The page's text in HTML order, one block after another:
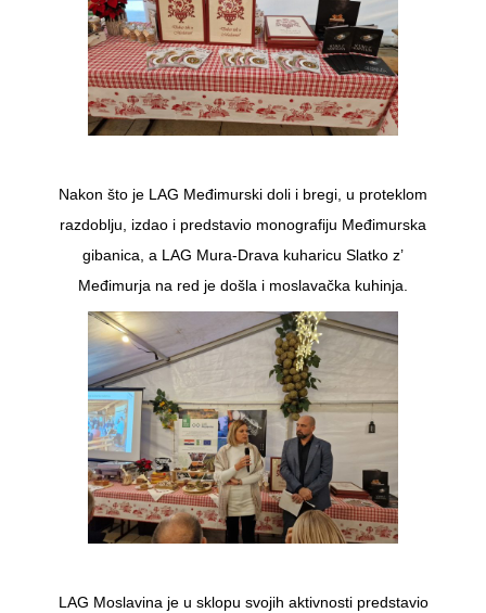
Nakon što je LAG Međimurski doli i bregi, u proteklom
razdoblju, izdao i predstavio monografiju Međimurska
gibanica, a LAG Mura-Drava kuharicu Slatko z’
Međimurja na red je došla i moslavačka kuhinja.
LAG Moslavina je u sklopu svojih aktivnosti predstavio